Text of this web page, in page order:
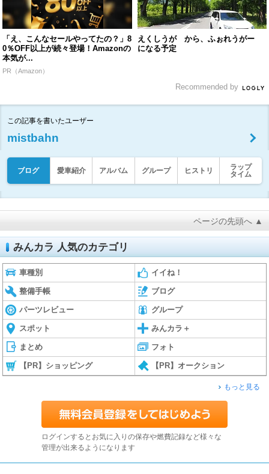
「え、こんなセールやってたの？」8
0％OFF以上が続々登場！Amazonの
本気が...
PR（Amazon）
えくしうが から、ふぉれうがー
になる予定
Recommended by
この記事を書いたユーザー
mistbahn
ブログ 愛車紹介 アルバム グループ ヒストリ
ラップ
タイム
ページの先頭へ ▲
みんカラ 人気のカテゴリ
車種別 イイね！
整備手帳 ブログ
パーツレビュー グループ
スポット みんカラ＋
まとめ フォト
【PR】ショッピング 【PR】オークション
もっと見る
ログインするとお気に入りの保存や燃費記録など様々な
管理が出来るようになります